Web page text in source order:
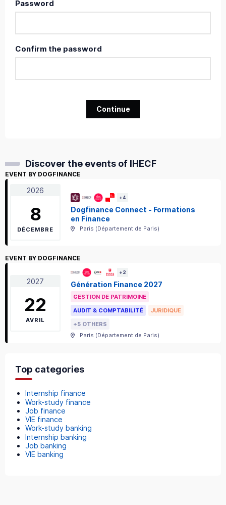
Password
Confirm the password
Continue
Discover the events of IHECF
EVENT BY DOGFINANCE
2026
8
DÉCEMBRE
+4
Dogfinance Connect - Formations
en Finance
Paris (Département de Paris)
EVENT BY DOGFINANCE
2027
22
AVRIL
+2
Génération Finance 2027
GESTION DE PATRIMOINE
AUDIT & COMPTABILITÉ
JURIDIQUE
+5 OTHERS
Paris (Département de Paris)
Top categories
Internship finance
Work-study finance
Job finance
VIE finance
Work-study banking
Internship banking
Job banking
VIE banking